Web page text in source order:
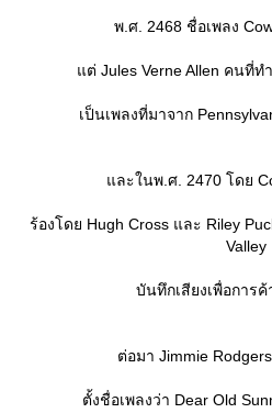
พ.ศ. 2468 ชื่อเพลง
ต่ Jules Verne Allen คนที่ท
เป็นเพลงที่มาจาก
ละในพ.ศ. 2470 โดย
ร้องโดย Hugh Cross และ Riley
Valley
บันทึกเสียงเพื่อการ
ต่อมา Jimmie
ตั้งชื่อเพลงว่า Dear Old